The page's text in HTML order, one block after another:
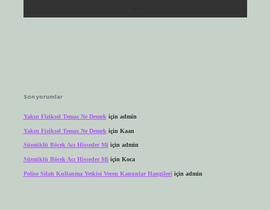
Son yorumlar
Yakın Fiziksel Temas Ne Demek için admin
Yakın Fiziksel Temas Ne Demek için Kaan
Sümüklü Böcek Acı Hisseder Miiçin admin
Sümüklü Böcek Acı Hisseder Mi için Koca
Polise Silah Kullanma Yetkisi Veren Kanunlar Hangileri için admin